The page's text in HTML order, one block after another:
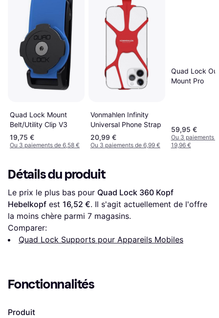
Quad Lock Mount
Belt/Utility Clip V3
19,75 €
Ou 3 paiements de 6,58 €
Vonmahlen Infinity
Universal Phone Strap
20,99 €
Ou 3 paiements de 6,99 €
Quad Lock
Mount Pro
59,95 €
Ou 3 paiements
19,96 €
Détails du produit
Le prix le plus bas pour Quad Lock 360 Kopf
Hebelkopf est 16,52 €. Il s'agit actuellement de l'offre
la moins chère parmi 7 magasins.
Comparer:
Quad Lock Supports pour Appareils Mobiles
Fonctionnalités
Produit